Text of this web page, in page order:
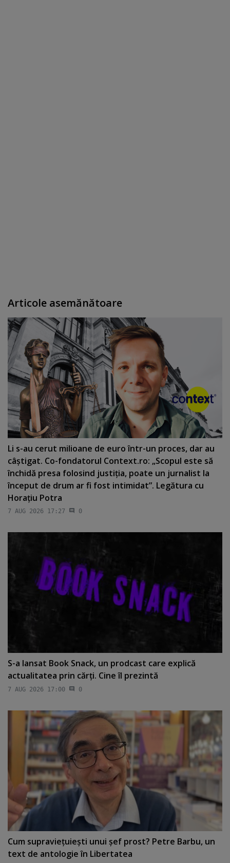
Articole asemănătoare
Li s-au cerut milioane de euro într-un proces, dar au
câştigat. Co-fondatorul Context.ro: „Scopul este să
închidă presa folosind justiţia, poate un jurnalist la
început de drum ar fi fost intimidat”. Legătura cu
Horaţiu Potra
7 AUG 2026 17:27 0
S-a lansat Book Snack, un prodcast care explică
actualitatea prin cărţi. Cine îl prezintă
7 AUG 2026 17:00 0
Cum supravieţuieşti unui şef prost? Petre Barbu, un
text de antologie în Libertatea